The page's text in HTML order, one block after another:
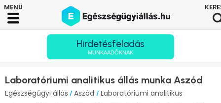
Hirdetésfeladás
MUNKAADÓKNAK
Laboratóriumi analitikus állás munka Aszód
Egészségügyi állás / Aszód / Laboratóriumi analitikus